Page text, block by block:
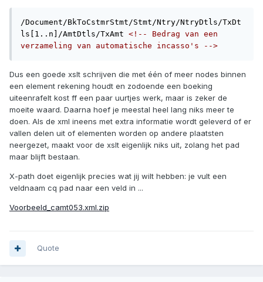
/Document/BkToCstmrStmt/Stmt/Ntry/NtryDtls/TxDt
ls[1..n]/AmtDtls/TxAmt <!-- Bedrag van een
verzameling van automatische incasso's -->
Dus een goede xslt schrijven die met één of meer nodes binnen
een element rekening houdt en zodoende een boeking
uiteenrafelt kost ff een paar uurtjes werk, maar is zeker de
moeite waard. Daarna hoef je meestal heel lang niks meer te
doen. Als de xml ineens met extra informatie wordt geleverd of er
vallen delen uit of elementen worden op andere plaatsten
neergezet, maakt voor de xslt eigenlijk niks uit, zolang het pad
maar blijft bestaan.
X-path doet eigenlijk precies wat jij wilt hebben: je vult een
veldnaam cq pad naar een veld in ...
Voorbeeld_camt053.xml.zip
Quote